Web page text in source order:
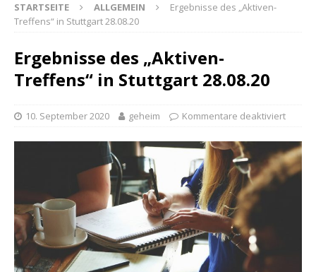
STARTSEITE ALLGEMEIN
Ergebnisse des „Aktiven-
Treffens“ in Stuttgart 28.08.20
Ergebnisse des „Aktiven-
Treffens“ in Stuttgart 28.08.20
10. September 2020 geheim Kommentare deaktiviert